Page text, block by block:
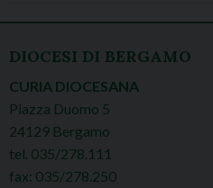
DIOCESI DI BERGAMO
CURIA DIOCESANA
Piazza Duomo 5
24129 Bergamo
tel. 035/278.111
fax: 035/278.250